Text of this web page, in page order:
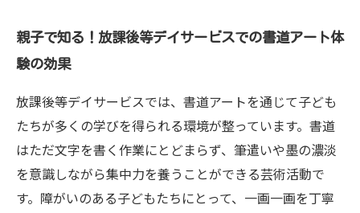
親子で知る！放課後等デイサービスでの書道アート体
験の効果
放課後等デイサービスでは、書道アートを通じて子ども
たちが多くの学びを得られる環境が整っています。書道
はただ文字を書く作業にとどまらず、筆遣いや墨の濃淡
を意識しながら集中力を養うことができる芸術活動で
す。障がいのある子どもたちにとって、一画一画を丁寧